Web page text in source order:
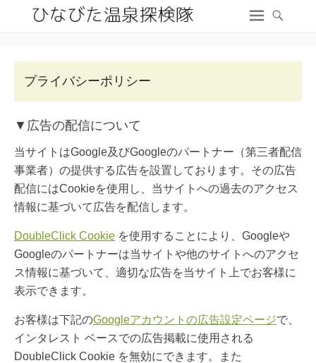
プライバシーポリシー
▼広告の配信について
当サイトはGoogle及びGoogleのパートナー（第三者配信
事業者）の提供する広告を設置しております。その広告
配信にはCookieを使用し、当サイトへの過去のアクセス
情報に基づいて広告を配信します。
DoubleClick Cookie を使用することにより、Googleや
Googleのパートナーは当サイトや他のサイトへのアクセ
ス情報に基づいて、適切な広告を当サイト上でお客様に
表示できます。
お客様は下記のGoogleアカウントの広告設定ページで、
インタレスト ベースでの広告掲載に使用される
DoubleClick Cookie を無効にできます。また